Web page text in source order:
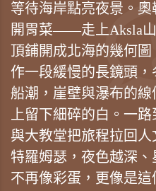
等待海岸點亮夜景。奧
開胃菜——走上Aksla
頂鋪開成北海的幾何
作一段緩慢的長鏡頭
船潮，崖壁與瀑布的
上留下細碎的白。一
與大教堂把旅程拉回
特羅姆瑟，夜色越深
不再像彩蛋，更像是這